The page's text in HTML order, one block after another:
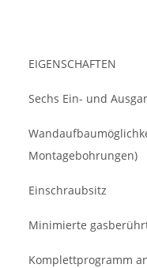
EIGENSCHAFTEN
Sechs Ein- und
Montagebohrungen)
Einschraubsitz
Minimierte
Komplettprogramm